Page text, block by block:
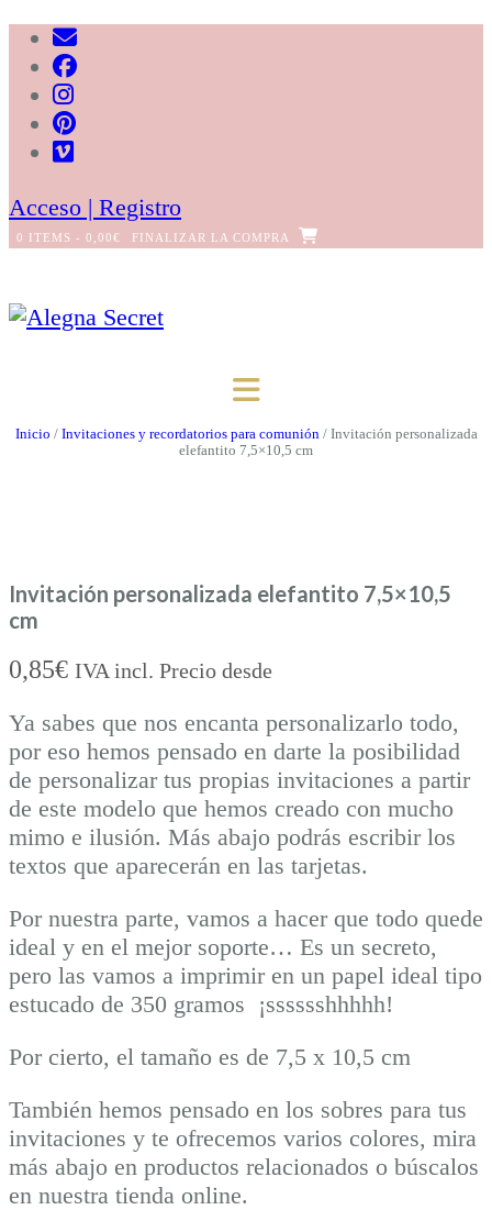
Saltar
contenido
Acceso | Registro
0 ITEMS - 0,00€ FINALIZAR LA COMPRA
Inicio / Invitaciones y recordatorios para comunión/ Invitación personalizada
elefantito 7,5×10,5 cm
Invitación personalizada elefantito 7,5×10,5
cm
0,85€ IVA incl. Precio desde
Ya sabes que nos encanta personalizarlo todo,
por eso hemos pensado en darte la posibilidad
de personalizar tus propias invitaciones a partir
de este modelo que hemos creado con mucho
mimo e ilusión. Más abajo podrás escribir los
textos que aparecerán en las tarjetas.
Por nuestra parte, vamos a hacer que todo quede
ideal y en el mejor soporte… Es un secreto,
pero las vamos a imprimir en un papel ideal tipo
estucado de 350 gramos ¡sssssshhhhh!
Por cierto, el tamaño es de 7,5 x 10,5 cm
También hemos pensado en los sobres para tus
invitaciones y te ofrecemos varios colores, mira
más abajo en productos relacionados o búscalos
en nuestra tienda online.